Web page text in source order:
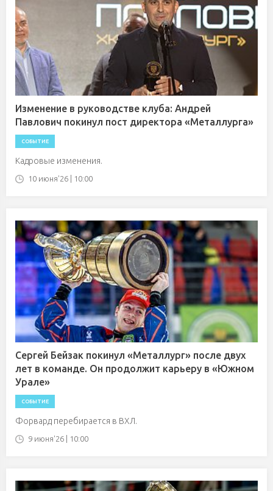
Изменение в руководстве клуба: Андрей
Павлович покинул пост директора «Металлурга»
СОБЫТИЕ
Кадровые изменения.
10 июня'26 | 10:00
Сергей Бейзак покинул «Металлург» после двух
лет в команде. Он продолжит карьеру в «Южном
Урале»
СОБЫТИЕ
Форвард перебирается в ВХЛ.
9 июня'26 | 10:00